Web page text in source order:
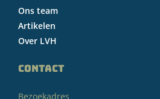
Ons team
Artikelen
Over LVH
CONTACT
Bezoekadres